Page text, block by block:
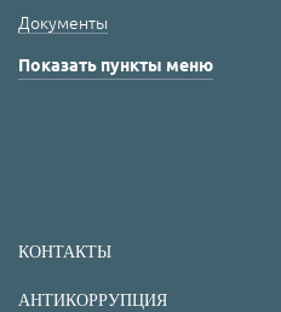
Документы
Показать пункты меню
КОНТАКТЫ
АНТИКОРРУПЦИЯ